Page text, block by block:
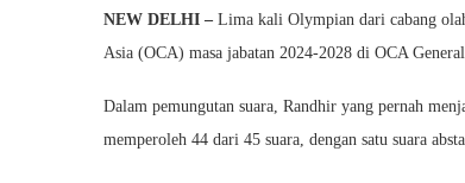
NEW DELHI – Lima kali Olympian dari cabang
Asia (OCA) masa jabatan 2024-2028 di OCA
Dalam pemungutan suara, Randhir yang pernah
memperoleh 44 dari 45 suara, dengan satu suara